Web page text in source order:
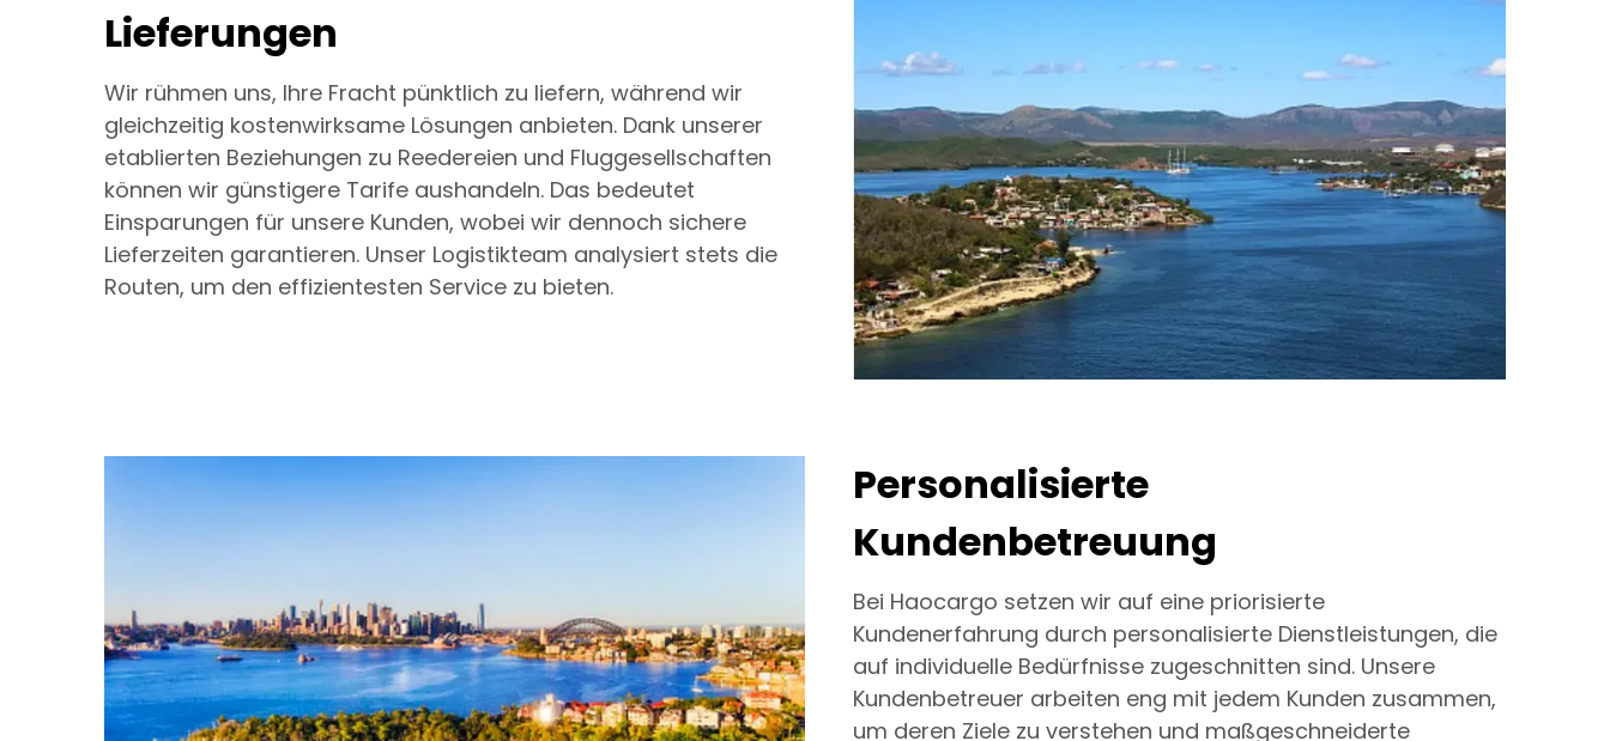
Lieferungen
Wir rühmen uns, Ihre Fracht pünktlich zu liefern, während wir
gleichzeitig kostenwirksame Lösungen anbieten. Dank unserer
etablierten Beziehungen zu Reedereien und Fluggesellschaften
können wir günstigere Tarife aushandeln. Das bedeutet
Einsparungen für unsere Kunden, wobei wir dennoch sichere
Lieferzeiten garantieren. Unser Logistikteam analysiert stets die
Routen, um den effizientesten Service zu bieten.
Personalisierte
Kundenbetreuung
Bei Haocargo setzen wir auf eine priorisierte
Kundenerfahrung durch personalisierte Dienstleistungen, die
auf individuelle Bedürfnisse zugeschnitten sind. Unsere
Kundenbetreuer arbeiten eng mit jedem Kunden zusammen,
um deren Ziele zu verstehen und maßgeschneiderte